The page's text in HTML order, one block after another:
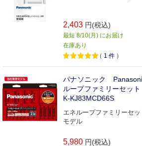
2,403 円(税込)
最短 8/10(月) にお届け
在庫あり
（ 1 件 ）
パナソニック
ループファミリーセッ
K-KJ83MCD66S
エネループファミリーセ
モデル
5,980 円(税込)